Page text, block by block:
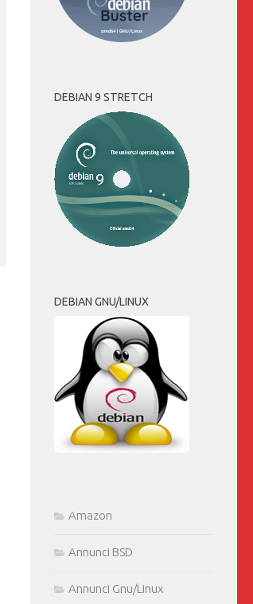
DEBIAN 9 STRETCH
DEBIAN GNU/LINUX
Amazon
Annunci BSD
Annunci Gnu/Linux